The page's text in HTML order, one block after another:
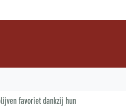
favoriet dankzij hun